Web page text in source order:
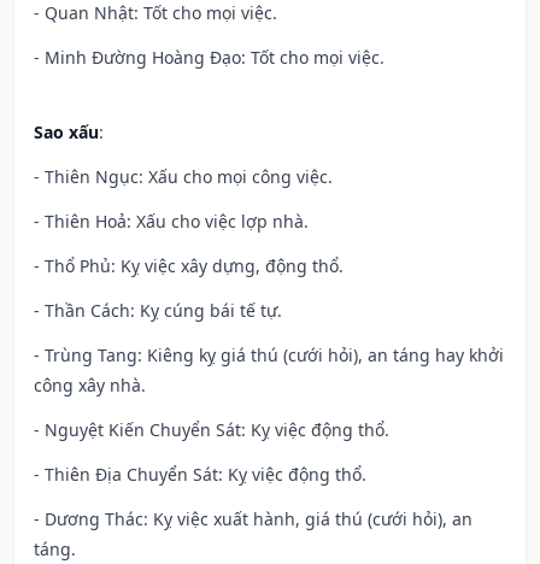
- Quan Nhật: Tốt cho mọi việc.
- Minh Đường Hoàng Đạo: Tốt cho mọi việc.
Sao xấu:
- Thiên Ngục: Xấu cho mọi công việc.
- Thiên Hoả: Xấu cho việc lợp nhà.
- Thổ Phủ: Kỵ việc xây dựng, động thổ.
- Thần Cách: Kỵ cúng bái tế tự.
- Trùng Tang: Kiêng kỵ giá thú (cưới hỏi), an táng hay khởi
công xây nhà.
- Nguyệt Kiến Chuyển Sát: Kỵ việc động thổ.
- Thiên Địa Chuyển Sát: Kỵ việc động thổ.
- Dương Thác: Kỵ việc xuất hành, giá thú (cưới hỏi), an
táng.